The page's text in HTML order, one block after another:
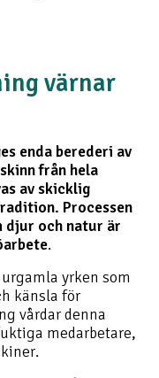
värnar
enda berederi av
från hela
av skicklig
Processen
djur och natur är
.
yrken som
känsla för
vårdar denna
medarbetare,